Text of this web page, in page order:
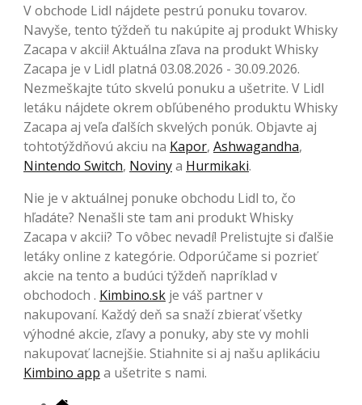
V obchode Lidl nájdete pestrú ponuku tovarov.
Navyše, tento týždeň tu nakúpite aj produkt Whisky
Zacapa v akcii! Aktuálna zľava na produkt Whisky
Zacapa je v Lidl platná 03.08.2026 - 30.09.2026.
Nezmeškajte túto skvelú ponuku a ušetrite. V Lidl
letáku nájdete okrem obľúbeného produktu Whisky
Zacapa aj veľa ďalších skvelých ponúk. Objavte aj
tohtotýždňovú akciu na Kapor, Ashwagandha,
Nintendo Switch, Novinya Hurmikaki.
Nie je v aktuálnej ponuke obchodu Lidl to, čo
hľadáte? Nenašli ste tam ani produkt Whisky
Zacapa v akcii? To vôbec nevadí! Prelistujte si ďalšie
letáky online z kategórie. Odporúčame si pozrieť
akcie na tento a budúci týždeň napríklad v
obchodoch . Kimbino.sk je váš partner v
nakupovaní. Každý deň sa snaží zbierať všetky
výhodné akcie, zľavy a ponuky, aby ste vy mohli
nakupovať lacnejšie. Stiahnite si aj našu aplikáciu
Kimbino app a ušetrite s nami.